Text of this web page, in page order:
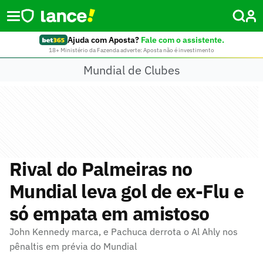
Ajuda com Aposta? Fale com o assistente.
18+ Ministério da Fazenda adverte: Aposta não é investimento
Mundial de Clubes
Rival do Palmeiras no
Mundial leva gol de ex-Flu e
só empata em amistoso
John Kennedy marca, e Pachuca derrota o Al Ahly nos
pênaltis em prévia do Mundial